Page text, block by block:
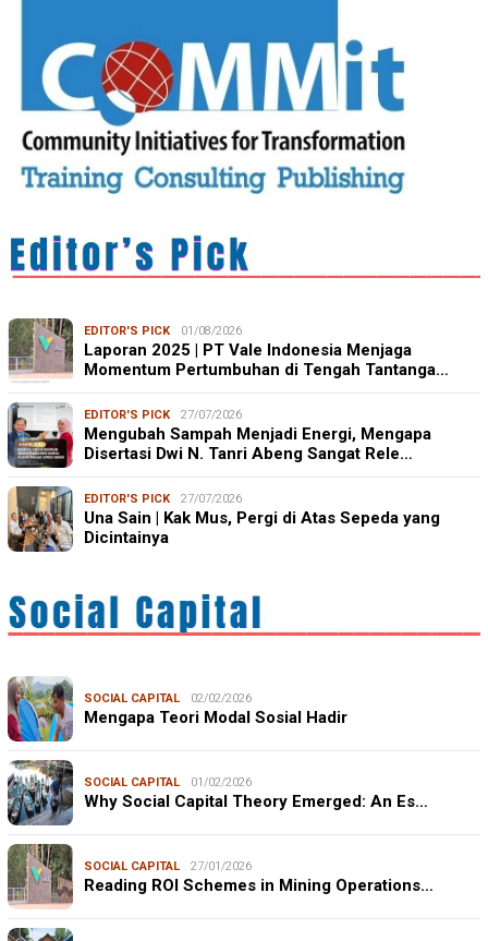
EDITOR'S PICK 01/08/2026
Laporan 2025 | PT Vale Indonesia Menjaga
Momentum Pertumbuhan di Tengah Tantanga…
EDITOR'S PICK 27/07/2026
Mengubah Sampah Menjadi Energi, Mengapa
Disertasi Dwi N. Tanri Abeng Sangat Rele…
EDITOR'S PICK 27/07/2026
Una Sain | Kak Mus, Pergi di Atas Sepeda yang
Dicintainya
SOCIAL CAPITAL 02/02/2026
Mengapa Teori Modal Sosial Hadir
SOCIAL CAPITAL 01/02/2026
Why Social Capital Theory Emerged: An Es…
SOCIAL CAPITAL 27/01/2026
Reading ROI Schemes in Mining Operations…